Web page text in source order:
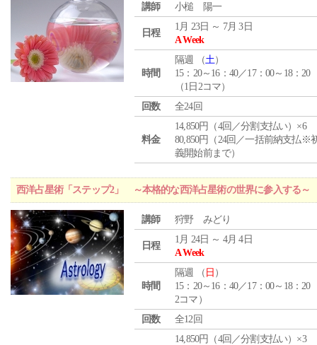
講師 小槌 陽一
日程
1月 23日 ～ 7月 3日
A Week
時間
隔週 （土）
15：20～16：40／17：00～18：20
（1日2コマ）
回数
全24回
料金
14,850円（4回／分割支払い）×6
80,850円（24回／一括前納支払※
義開始前まで）
西洋占星術「ステップ2」 ～本格的な西洋占星術の世界に参入する～
講師 狩野 みどり
日程
1月 24日 ～ 4月 4日
A Week
時間
隔週 （ 日 ）
15：20～16：40／17：00～18：20
2コマ）
回数
全12回
14,850円（4回／分割支払い）×3